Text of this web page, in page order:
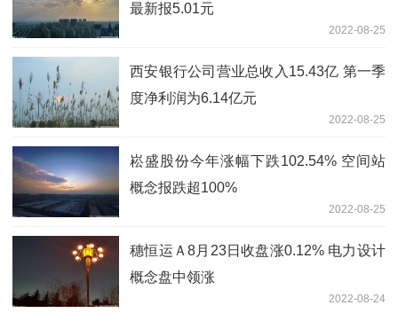
最新报5.01元
2022-08-25
西安银行公司营业总收入15.43亿 第一季
度净利润为6.14亿元
2022-08-25
崧盛股份今年涨幅下跌102.54% 空间站
概念报跌超100%
2022-08-25
穗恒运Ａ8月23日收盘涨0.12% 电力设计
概念盘中领涨
2022-08-24